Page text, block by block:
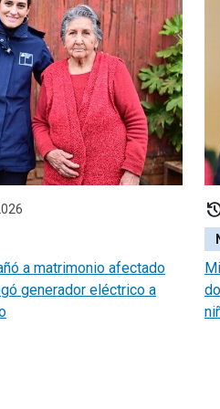
a matrimonio afectado
generador eléctrico a